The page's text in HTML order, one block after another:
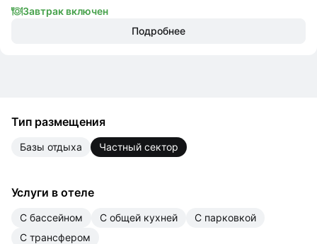
Завтрак включен
Подробнее
Тип размещения
базы отдыха частный сектор
Услуги в отеле
с бассейном с общей кухней
с парковкой
с трансфером